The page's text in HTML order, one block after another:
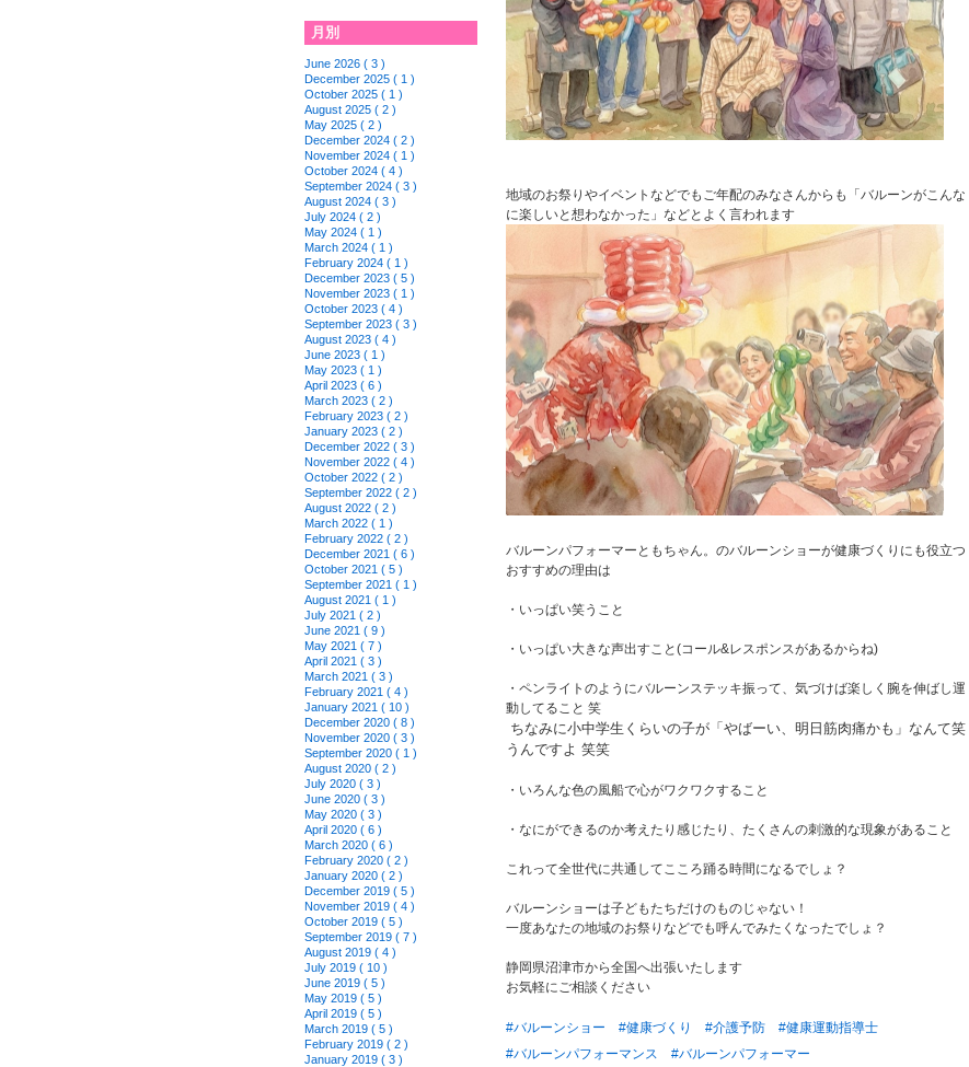
月別
June 2026 ( 3 )
December 2025 ( 1 )
October 2025 ( 1 )
August 2025 ( 2 )
May 2025 ( 2 )
December 2024 ( 2 )
November 2024 ( 1 )
October 2024 ( 4 )
September 2024 ( 3 )
August 2024 ( 3 )
July 2024 ( 2 )
May 2024 ( 1 )
March 2024 ( 1 )
February 2024 ( 1 )
December 2023 ( 5 )
November 2023 ( 1 )
October 2023 ( 4 )
September 2023 ( 3 )
August 2023 ( 4 )
June 2023 ( 1 )
May 2023 ( 1 )
April 2023 ( 6 )
March 2023 ( 2 )
February 2023 ( 2 )
January 2023 ( 2 )
December 2022 ( 3 )
November 2022 ( 4 )
October 2022 ( 2 )
September 2022 ( 2 )
August 2022 ( 2 )
March 2022 ( 1 )
February 2022 ( 2 )
December 2021 ( 6 )
October 2021 ( 5 )
September 2021 ( 1 )
August 2021 ( 1 )
July 2021 ( 2 )
June 2021 ( 9 )
May 2021 ( 7 )
April 2021 ( 3 )
March 2021 ( 3 )
February 2021 ( 4 )
January 2021 ( 10 )
December 2020 ( 8 )
November 2020 ( 3 )
September 2020 ( 1 )
August 2020 ( 2 )
July 2020 ( 3 )
June 2020 ( 3 )
May 2020 ( 3 )
April 2020 ( 6 )
March 2020 ( 6 )
February 2020 ( 2 )
January 2020 ( 2 )
December 2019 ( 5 )
November 2019 ( 4 )
October 2019 ( 5 )
September 2019 ( 7 )
August 2019 ( 4 )
July 2019 ( 10 )
June 2019 ( 5 )
May 2019 ( 5 )
April 2019 ( 5 )
March 2019 ( 5 )
February 2019 ( 2 )
January 2019 ( 3 )
地域のお祭りやイベントなどでもご年配のみなさんからも「バルーンがこんな
に楽しいと想わなかった」などとよく言われます
バルーンパフォーマーともちゃん。のバルーンショーが健康づくりにも役立つ
おすすめの理由は
・いっぱい笑うこと
・いっぱい大きな声出すこと(コール&レスポンスがあるからね)
・ペンライトのようにバルーンステッキ振って、気づけば楽しく腕を伸ばし運
動してること 笑
ちなみに小中学生くらいの子が「やばーい、明日筋肉痛かも」なんて笑
うんですよ 笑笑
・いろんな色の風船で心がワクワクすること
・なにができるのか考えたり感じたり、たくさんの刺激的な現象があること
これって全世代に共通してこころ踊る時間になるでしょ？
バルーンショーは子どもたちだけのものじゃない！
一度あなたの地域のお祭りなどでも呼んでみたくなったでしょ？
静岡県沼津市から全国へ出張いたします
お気軽にご相談ください
#バルーンショー #健康づくり #介護予防
#健康運動指導士
#バルーンパフォーマンス
#バルーンパフォーマー